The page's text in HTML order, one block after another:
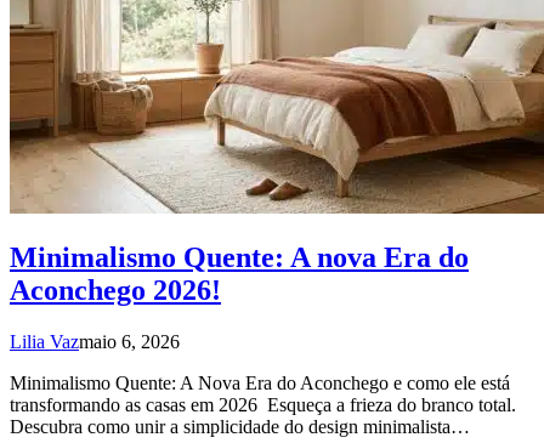
Minimalismo Quente: A nova Era do
Aconchego 2026!
Lilia Vazmaio 6, 2026
Minimalismo Quente: A Nova Era do Aconchego e como ele está
transformando as casas em 2026 Esqueça a frieza do branco total.
Descubra como unir a simplicidade do design minimalista…